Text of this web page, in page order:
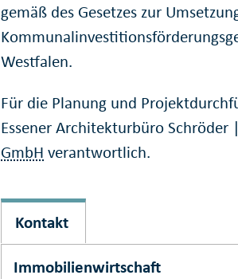
gemäß des Gesetzes zur
Westfalen.
Für die Planung und
Essener Architekturbüro
GmbH verantwortlich.
Kontakt
Immobilienwirtschaft